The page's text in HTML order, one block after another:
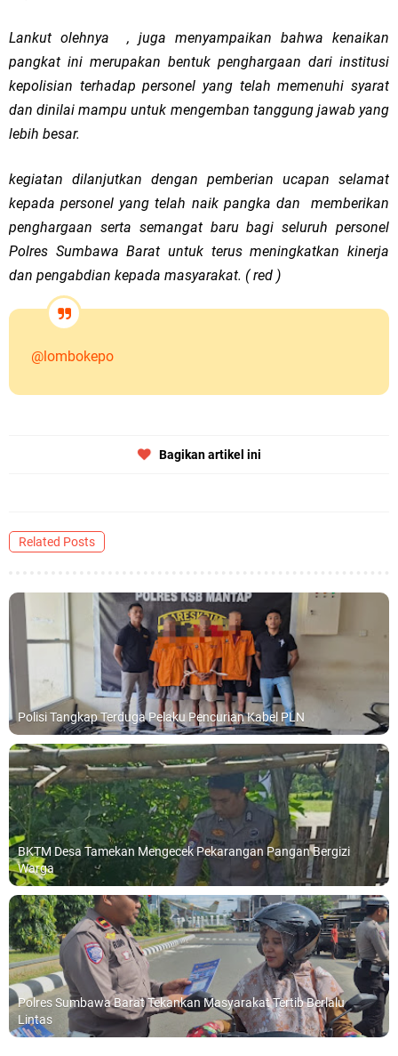
Lankut olehnya , juga menyampaikan bahwa kenaikan
pangkat ini merupakan bentuk penghargaan dari institusi
kepolisian terhadap personel yang telah memenuhi syarat
dan dinilai mampu untuk mengemban tanggung jawab yang
lebih besar.
kegiatan dilanjutkan dengan pemberian ucapan selamat
kepada personel yang telah naik pangka dan memberikan
penghargaan serta semangat baru bagi seluruh personel
Polres Sumbawa Barat untuk terus meningkatkan kinerja
dan pengabdian kepada masyarakat. ( red )
@lombokepo
Bagikan artikel ini
Related Posts
Polisi Tangkap Terduga Pelaku Pencurian Kabel PLN
BKTM Desa Tamekan Mengecek Pekarangan Pangan Bergizi
Warga
Polres Sumbawa Barat Tekankan Masyarakat Tertib Berlalu
Lintas